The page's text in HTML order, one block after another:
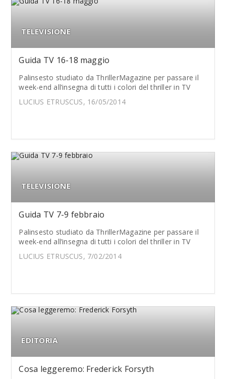
TELEVISIONE
Guida TV 16-18 maggio
Palinsesto studiato da ThrillerMagazine per passare il
week-end all’insegna di tutti i colori del thriller in TV
LUCIUS ETRUSCUS, 16/05/2014
TELEVISIONE
Guida TV 7-9 febbraio
Palinsesto studiato da ThrillerMagazine per passare il
week-end all’insegna di tutti i colori del thriller in TV
LUCIUS ETRUSCUS, 7/02/2014
EDITORIA
Cosa leggeremo: Frederick Forsyth